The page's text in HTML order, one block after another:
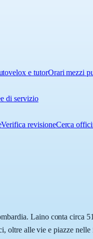
e tutorOrari mezzi
di servizio
Verifica revisioneCerca
Laino conta circa
oltre alle vie e piazze nelle